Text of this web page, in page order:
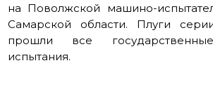
на Поволжской машино-
Самарской области. Плуги
прошли все
испытания.